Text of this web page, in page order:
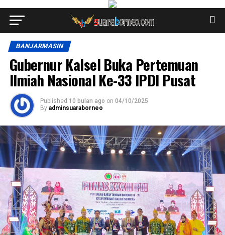
BANJARMASIN
Gubernur Kalsel Buka Pertemuan
Ilmiah Nasional Ke-33 IPDI Pusat
Published 10 bulan ago on 04/10/2025
By adminsuaraborneo